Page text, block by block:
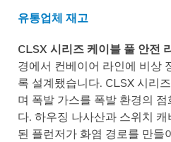
유통업체 재고
CLSX 시리즈 케이블 풀 안전
경에서 컨베이어 라인에 비상
록 설계됐습니다. CLSX 시리
며 폭발 가스를 폭발 환경의
다. 하우징 나사산과 스위치
된 플런저가 화염 경로를 만들